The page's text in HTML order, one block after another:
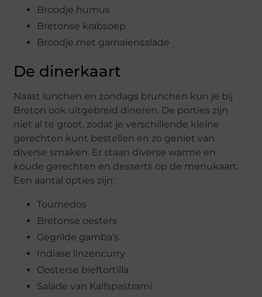
Broodje humus
Bretonse krabsoep
Broodje met garnalensalade
De dinerkaart
Naast lunchen en zondags brunchen kun je bij
Breton ook uitgebreid dineren. De porties zijn
niet al te groot, zodat je verschillende kleine
gerechten kunt bestellen en zo geniet van
diverse smaken. Er staan diverse warme en
koude gerechten en desserts op de menukaart.
Een aantal opties zijn:
Tournedos
Bretonse oesters
Gegrilde gamba’s
Indiase linzencurry
Oosterse bieftortilla
Salade van Kalfspastrami